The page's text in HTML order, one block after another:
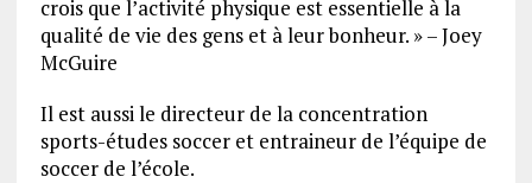
crois que l’activité physique est essentielle à la
qualité de vie des gens et à leur bonheur. » – Joey
McGuire
Il est aussi le directeur de la concentration
sports-études soccer et entraineur de l’équipe de
soccer de l’école.